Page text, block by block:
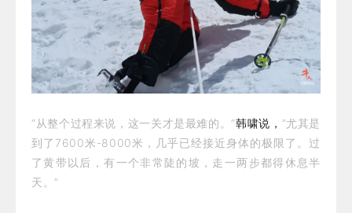
“从整个过程来说，这一关才是最难的。”韩啸说， “尤其是
到了7600米-8000米，几乎已经接近身体的极限了。过
了黄带以后，有一个非常陡的坡，走一两步都得休息半
天。”